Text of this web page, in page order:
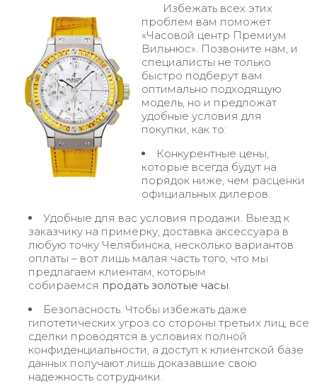
Избежать всех этих
проблем вам поможет
«Часовой центр Премиум
Вильнюс». Позвоните нам, и
специалисты не только
быстро подберут вам
оптимально подходящую
модель, но и предложат
удобные условия для
покупки, как то:
Конкурентные цены,
которые всегда будут на
порядок ниже, чем расценки
официальных дилеров.
Удобные для вас условия продажи. Выезд к
заказчику на примерку, доставка аксессуара в
любую точку Челябинска, несколько вариантов
оплаты – вот лишь малая часть того, что мы
предлагаем клиентам, которым
собираемся продать золотые часы.
Безопасность. Чтобы избежать даже
гипотетических угроз со стороны третьих лиц, все
сделки проводятся в условиях полной
конфиденциальности, а доступ к клиентской базе
данных получают лишь доказавшие свою
надежность сотрудники.